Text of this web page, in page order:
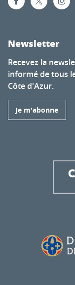
Newsletter
Recevez la
informé de tous
Côte d'Azur.
Je m'abonne